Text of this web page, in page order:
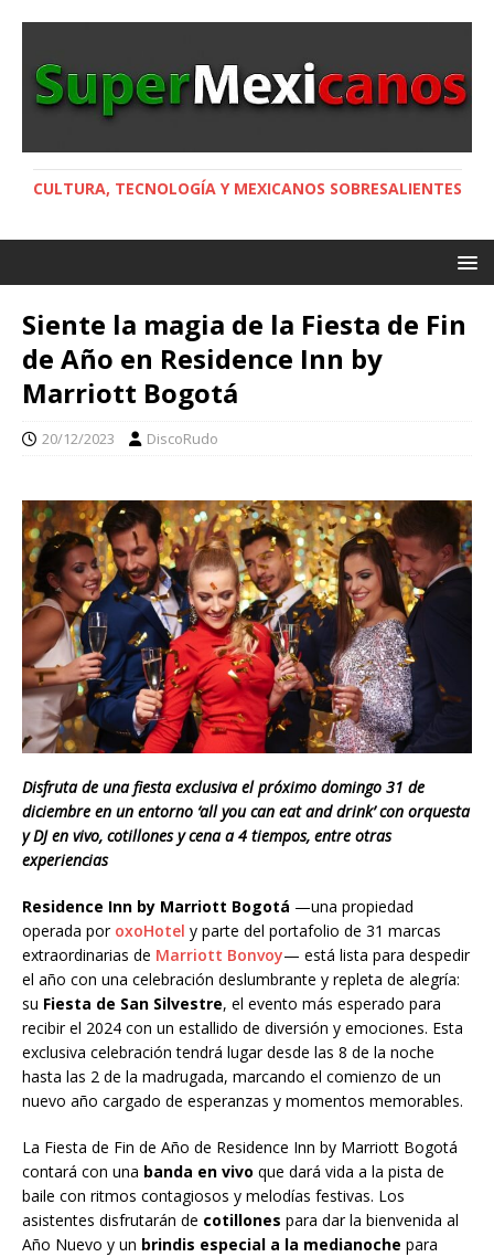
CULTURA, TECNOLOGÍA Y MEXICANOS SOBRESALIENTES
Siente la magia de la Fiesta de Fin
de Año en Residence Inn by
Marriott Bogotá
20/12/2023 DiscoRudo
Disfruta de una fiesta exclusiva el próximo domingo 31 de
diciembre en un entorno ‘all you can eat and drink’ con orquesta
y DJ en vivo, cotillones y cena a 4 tiempos, entre otras
experiencias
Residence Inn by Marriott Bogotá —una propiedad
operada por oxoHotel y parte del portafolio de 31 marcas
extraordinarias de Marriott Bonvoy— está lista para despedir
el año con una celebración deslumbrante y repleta de alegría:
su Fiesta de San Silvestre, el evento más esperado para
recibir el 2024 con un estallido de diversión y emociones. Esta
exclusiva celebración tendrá lugar desde las 8 de la noche
hasta las 2 de la madrugada, marcando el comienzo de un
nuevo año cargado de esperanzas y momentos memorables.
La Fiesta de Fin de Año de Residence Inn by Marriott Bogotá
contará con una banda en vivo que dará vida a la pista de
baile con ritmos contagiosos y melodías festivas. Los
asistentes disfrutarán de cotillones para dar la bienvenida al
Año Nuevo y un brindis especial a la medianoche para